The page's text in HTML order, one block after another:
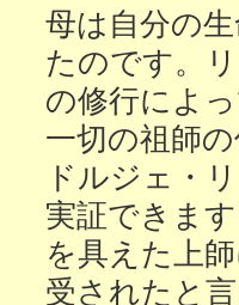
母は自分の
たのです。
の修行によ
一切の祖師
ドルジェ・
実証できま
を具えた上
受されたと